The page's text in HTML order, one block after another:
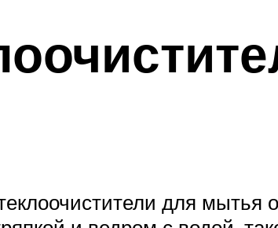
для мытья